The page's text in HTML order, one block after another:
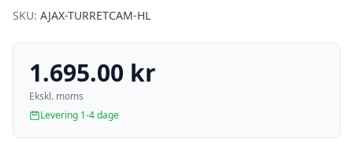
SKU: AJAX-TURRETCAM-HL
1.695.00 kr
Ekskl. moms
Levering 1-4 dage